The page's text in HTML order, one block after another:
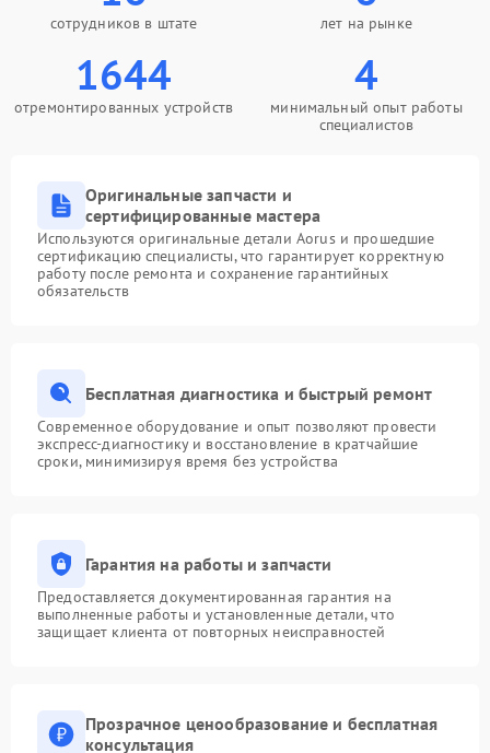
сотрудников в штате лет на рынке
1644
отремонтированных устройств
4
минимальный опыт работы
специалистов
Оригинальные запчасти и
сертифицированные мастера
Используются оригинальные детали Aorus и прошедшие
сертификацию специалисты, что гарантирует корректную
работу после ремонта и сохранение гарантийных
обязательств
Бесплатная диагностика и быстрый ремонт
Современное оборудование и опыт позволяют провести
экспресс-диагностику и восстановление в кратчайшие
сроки, минимизируя время без устройства
Гарантия на работы и запчасти
Предоставляется документированная гарантия на
выполненные работы и установленные детали, что
защищает клиента от повторных неисправностей
Прозрачное ценообразование и бесплатная
консультация